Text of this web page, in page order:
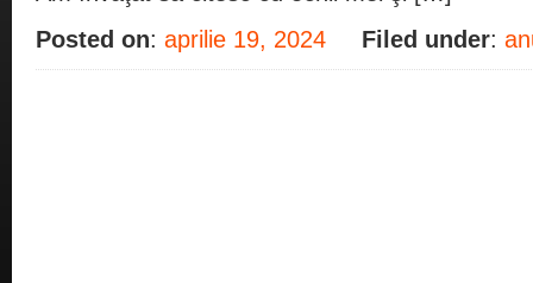
Posted on: aprilie 19, 2024 Filed under: